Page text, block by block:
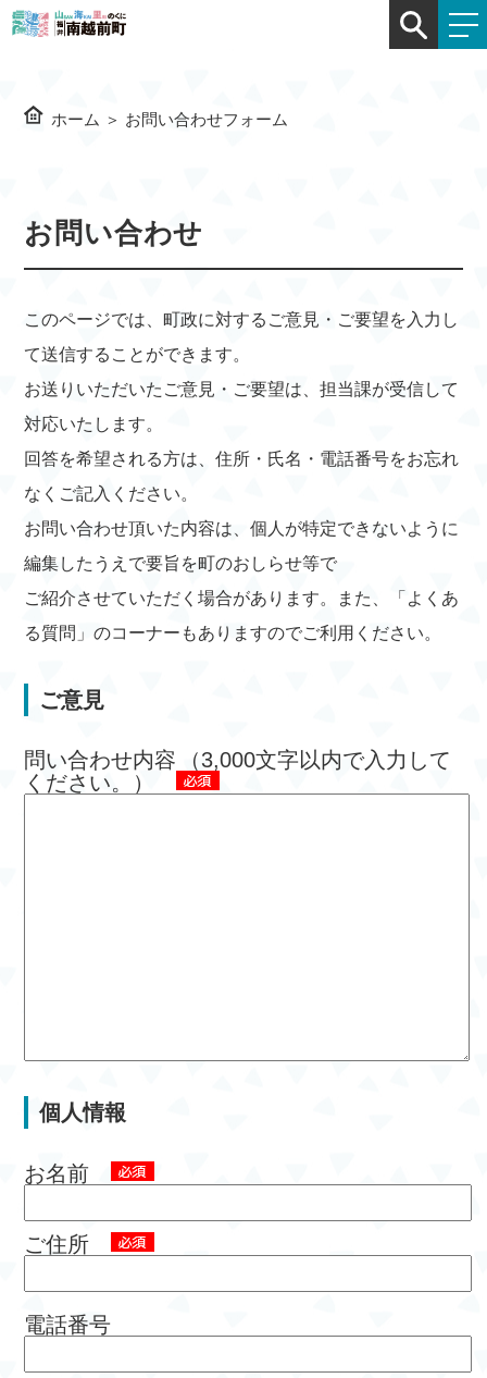
ホーム ＞ お問い合わせフォーム
お問い合わせ
このページでは、町政に対するご意見・ご要望を入力し
て送信することができます。
お送りいただいたご意見・ご要望は、担当課が受信して
対応いたします。
回答を希望される方は、住所・氏名・電話番号をお忘れ
なくご記入ください。
お問い合わせ頂いた内容は、個人が特定できないように
編集したうえで要旨を町のおしらせ等で
ご紹介させていただく場合があります。また、「よくあ
る質問」のコーナーもありますのでご利用ください。
ご意見
問い合わせ内容
（3,000文字以内で入力して
ください。）
個人情報
お名前
ご住所
電話番号